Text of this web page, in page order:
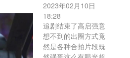
2023年02月10日
18:28
追剧结束了高启强意
想不到的出圈方式竟
然是各种合拍片段既